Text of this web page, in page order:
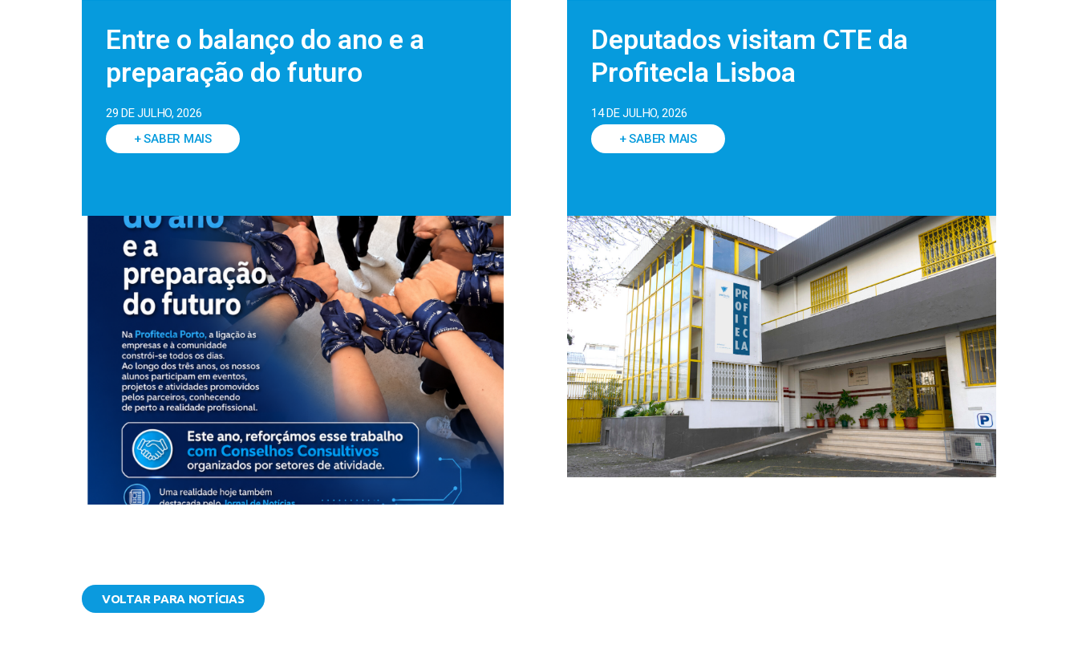
Entre o balanço do ano e a
preparação do futuro
29 DE JULHO, 2026
+ SABER MAIS
Deputados visitam CTE da
Profitecla Lisboa
14 DE JULHO, 2026
+ SABER MAIS
VOLTAR PARA NOTÍCIAS